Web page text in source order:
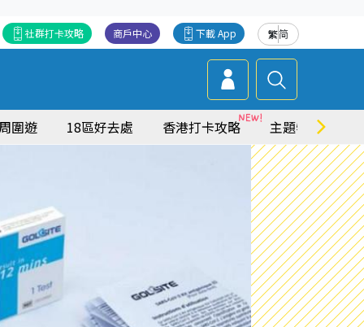
繁简
下載 App
商戶中心
社群打卡攻略
圍遊 18區好去處 香港打卡攻略 主題特集